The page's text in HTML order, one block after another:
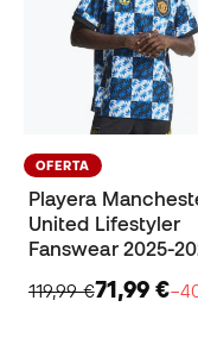
OFERTA
Playera
United Lifestyler
Fanswear 2025-
119,99 €71,99 €